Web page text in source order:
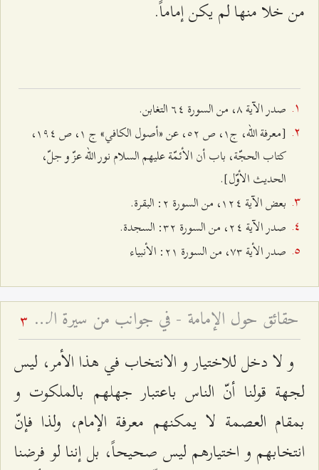
من خلا منها لم يكن إماماً.
صدر الآية ۸، من السورة ٦٤ التغابن.
[معرفة الله، ج‌۱، ص ٥٢، عن «أصول الكافي» ج ۱، ص ۱٩٤،
كتاب الحجّة، باب أن الأئمّة عليهم السلام نور الله عزّ و جلّ،
الحديث الأوّل].
بعض الآية ۱٢٤، من السورة ٢: البقرة.
صدر الآية ٢٤، من السورة ٣٢: السجدة.
صدر الأية ۷٣، من السورة ٢۱: الأنبياء
حقائق حول الإمامة - في جوانب من سيرة الإمام المجتبى وأحداث شهادته 3
و لا دخل للاختيار و الانتخاب في هذا الأمر، ليس
لجهة قولنا أنّ الناس باعتبار جهلهم بالملكوت و
بمقام العصمة لا يمكنهم معرفة الإمام، ولذا فإنّ
انتخابهم و اختيارهم ليس صحيحاً، بل إننا لو فرضنا